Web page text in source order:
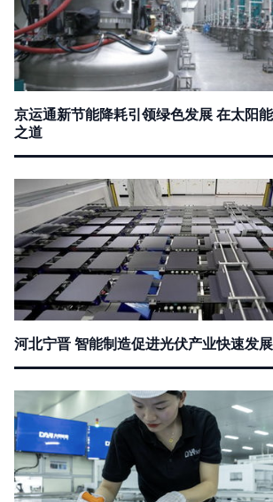
京运通新节能降耗引领绿色发展 在太阳
之道
河北宁晋 智能制造促进光伏产业快速发展